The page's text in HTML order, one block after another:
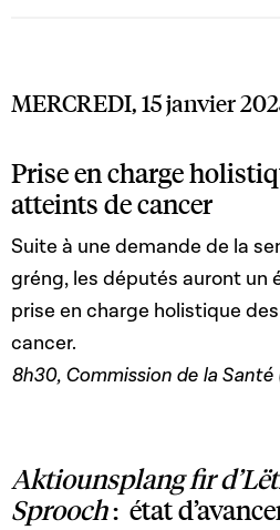
MERCREDI, 15 janvier
Prise en charge
atteints de cancer
Suite à une demande de la
gréng, les députés auront un
prise en charge holistique
cancer.
8h30, Commission de la Santé
Aktiounsplang fir
Sprooch: état